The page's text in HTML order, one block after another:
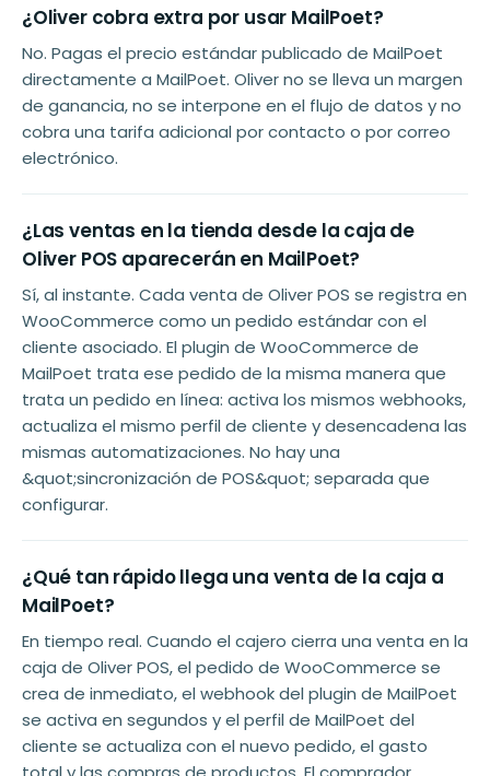
¿Oliver cobra extra por usar MailPoet?
No. Pagas el precio estándar publicado de MailPoet
directamente a MailPoet. Oliver no se lleva un margen
de ganancia, no se interpone en el flujo de datos y no
cobra una tarifa adicional por contacto o por correo
electrónico.
¿Las ventas en la tienda desde la caja de
Oliver POS aparecerán en MailPoet?
Sí, al instante. Cada venta de Oliver POS se registra en
WooCommerce como un pedido estándar con el
cliente asociado. El plugin de WooCommerce de
MailPoet trata ese pedido de la misma manera que
trata un pedido en línea: activa los mismos webhooks,
actualiza el mismo perfil de cliente y desencadena las
mismas automatizaciones. No hay una
&quot;sincronización de POS&quot; separada que
configurar.
¿Qué tan rápido llega una venta de la caja a
MailPoet?
En tiempo real. Cuando el cajero cierra una venta en la
caja de Oliver POS, el pedido de WooCommerce se
crea de inmediato, el webhook del plugin de MailPoet
se activa en segundos y el perfil de MailPoet del
cliente se actualiza con el nuevo pedido, el gasto